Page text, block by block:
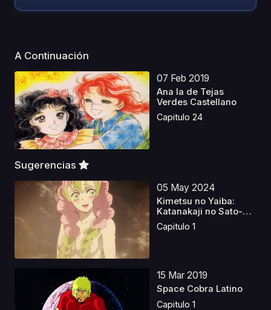
A Continuación
07 Feb 2019
Ana la de Tejas
Verdes Castellano
Capitulo 24
Sugerencias
05 May 2024
Kimetsu no Yaiba:
Katanakaji no Sato-
hen...
Capitulo 1
15 Mar 2019
Space Cobra Latino
Capitulo 1